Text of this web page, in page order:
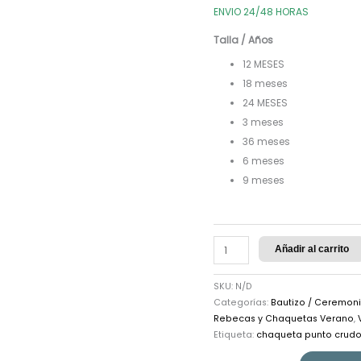
ENVIO 24/48 HORAS
Talla / Años
12 MESES
18 meses
24 MESES
3 meses
36 meses
6 meses
9 meses
Añadir al carrito
SKU: N/D
Categorías: Bautizo /
Rebecas y Chaquetas Verano,
Etiqueta: chaqueta punto